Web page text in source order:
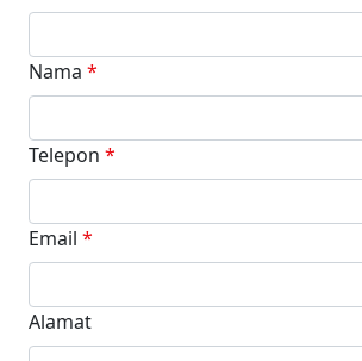
Nama *
Telepon *
Email *
Alamat